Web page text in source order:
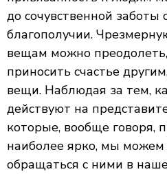
до сочувственной
благополучии.
вещам можно
приносить счастье
вещи. Наблюдая за тем,
действуют на
которые, вообще говоря,
наиболее ярко, мы можем
обращаться с ними в